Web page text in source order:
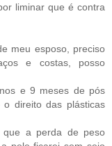
liminar que é contra
meu esposo, preciso
e costas, posso
e 9 meses de pós
direito das plásticas
a perda de peso